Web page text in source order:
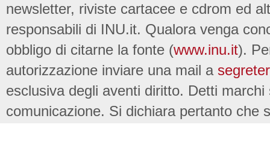
newsletter, riviste cartacee e cdrom ed
responsabili di INU.it. Qualora venga
obbligo di citarne la fonte (www.inu.it).
autorizzazione inviare una mail a
esclusiva degli aventi diritto. Detti
comunicazione. Si dichiara pertanto che